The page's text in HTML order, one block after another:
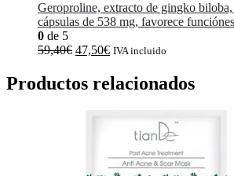
Geroproline, extracto de gingko
cápsulas de 538 mg, favorece
0 de 5
59,40€ El
original
era:
47,50€El
actual
es:
IVA incluido
Productos relacionados